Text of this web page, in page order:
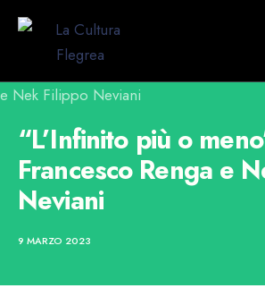
“L’Infinito più o
Francesco Renga e
Neviani
9 MARZO 2023